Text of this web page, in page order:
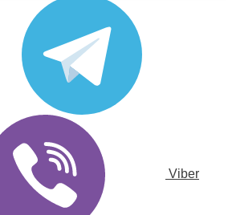
Viber